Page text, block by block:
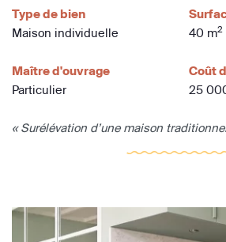
Type de bien
Maison individuelle
40 m2
Maître d'ouvrage
Particulier
Coût
25
« Surélévation d’une maison